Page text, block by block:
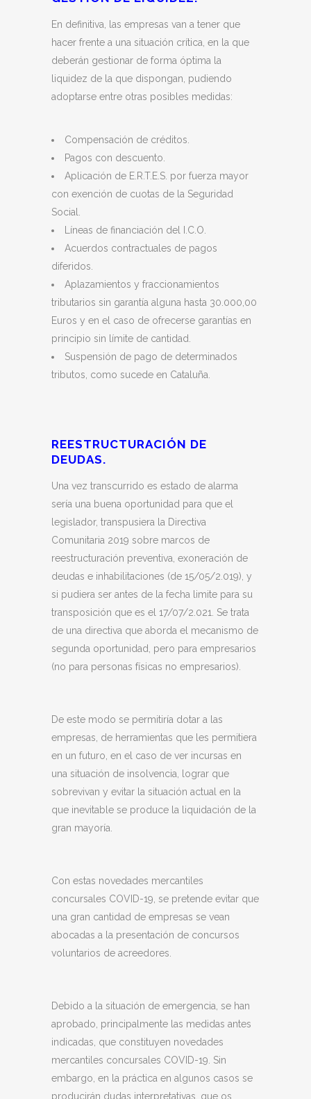
En definitiva, las empresas van a tener que
hacer frente a una situación crítica, en la que
deberán gestionar de forma óptima la
liquidez de la que dispongan, pudiendo
adoptarse entre otras posibles medidas:
Compensación de créditos.
Pagos con descuento.
Aplicación de E.R.T.E.S. por fuerza mayor
con exención de cuotas de la Seguridad
Social.
Líneas de financiación del I.C.O.
Acuerdos contractuales de pagos
diferidos.
Aplazamientos y fraccionamientos
tributarios sin garantía alguna hasta 30.000,00
Euros y en el caso de ofrecerse garantías en
principio sin límite de cantidad.
Suspensión de pago de determinados
tributos, como sucede en Cataluña.
REESTRUCTURACIÓN DE
DEUDAS.
Una vez transcurrido es estado de alarma
sería una buena oportunidad para que el
legislador, transpusiera la Directiva
Comunitaria 2019 sobre marcos de
reestructuración preventiva, exoneración de
deudas e inhabilitaciones (de 15/05/2.019), y
si pudiera ser antes de la fecha limite para su
transposición que es el 17/07/2.021. Se trata
de una directiva que aborda el mecanismo de
segunda oportunidad, pero para empresarios
(no para personas físicas no empresarios).
De este modo se permitiría dotar a las
empresas, de herramientas que les permitiera
en un futuro, en el caso de ver incursas en
una situación de insolvencia, lograr que
sobrevivan y evitar la situación actual en la
que inevitable se produce la liquidación de la
gran mayoría.
Con estas novedades mercantiles
concursales COVID-19, se pretende evitar que
una gran cantidad de empresas se vean
abocadas a la presentación de concursos
voluntarios de acreedores.
Debido a la situación de emergencia, se han
aprobado, principalmente las medidas antes
indicadas, que constituyen novedades
mercantiles concursales COVID-19. Sin
embargo, en la práctica en algunos casos se
producirán dudas interpretativas, que os